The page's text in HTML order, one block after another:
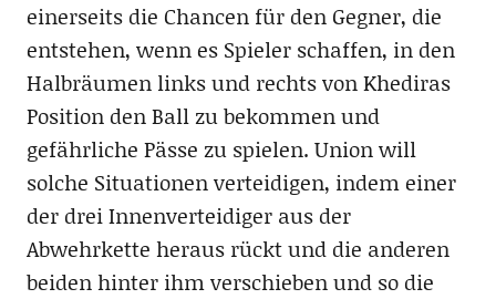
einerseits die Chancen für den Gegner, die
entstehen, wenn es Spieler schaffen, in den
Halbräumen links und rechts von Khediras
Position den Ball zu bekommen und
gefährliche Pässe zu spielen. Union will
solche Situationen verteidigen, indem einer
der drei Innenverteidiger aus der
Abwehrkette heraus rückt und die anderen
beiden hinter ihm verschieben und so die